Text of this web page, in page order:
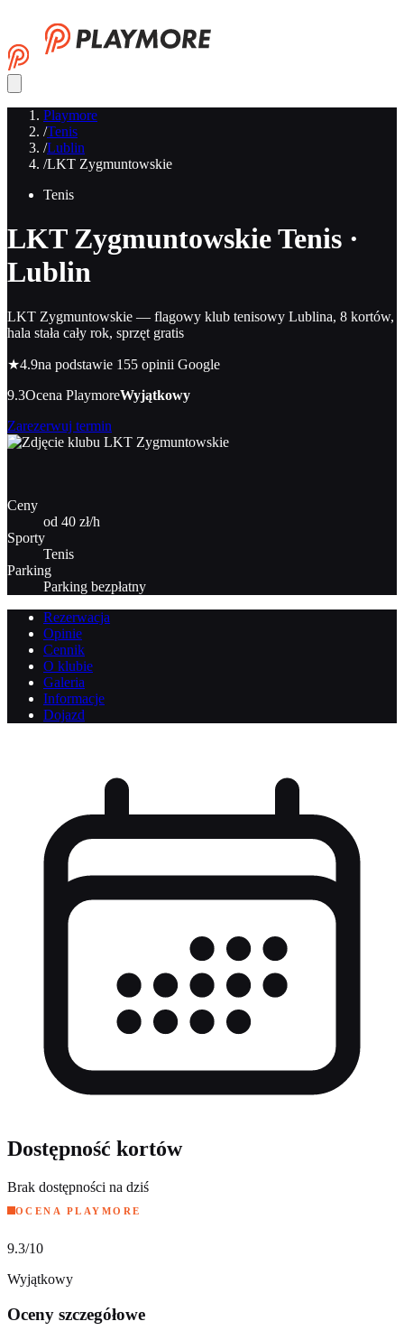
Playmore
/Tenis
/Lublin
/LKT Zygmuntowskie
Tenis
LKT ZygmuntowskieTenis ·
Lublin
LKT Zygmuntowskie — flagowy klub tenisowy Lublina, 8 kortów,
hala stała cały rok, sprzęt gratis
★4.9na podstawie 155 opinii Google
9.3Ocena PlaymoreWyjątkowy
Zarezerwuj termin
Ceny
od 40 zł/h
Sporty
Tenis
Parking
Parking bezpłatny
Rezerwacja
Opinie
Cennik
O klubie
Galeria
Informacje
Dojazd
Dostępność kortów
Brak dostępności na dziś
OCENA PLAYMORE
9.3/10
Wyjątkowy
Oceny szczegółowe